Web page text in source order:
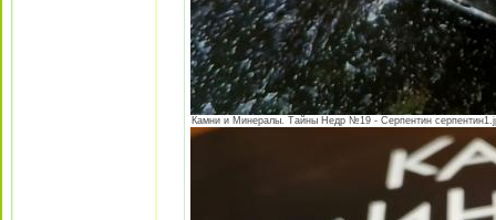
Камни и Минералы. Тайны Недр №19 - Серпентин